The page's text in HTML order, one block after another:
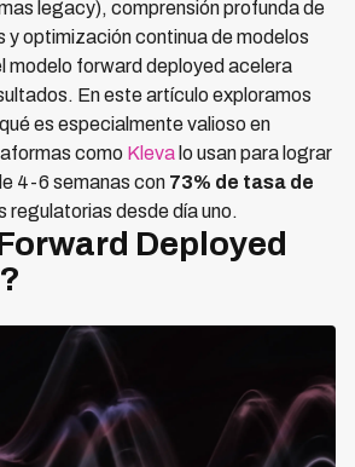
legacy), comprensión profunda de
y optimización continua de modelos
modelo forward deployed acelera
En este artículo exploramos
es especialmente valioso en
como Kleva lo usan para lograr
4-6 semanas con 73% de tasa de
regulatorias desde día uno.
Deployed